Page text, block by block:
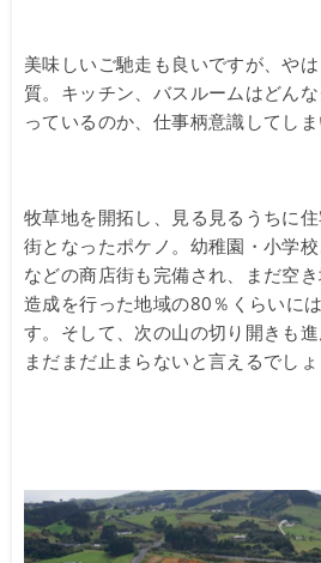
美味しいご馳走も良いですが、や
質。キッチン、バスルームはどん
っているのか、仕事柄意識してしま
牧草地を開拓し、見る見るうちに
街となったポケノ。幼稚園・小学
などの商店街も完備され、まだ空
造成を行った地域の80％くらいに
す。そして、次の山の切り開きも
まだまだ止まらないと言えるでしょ